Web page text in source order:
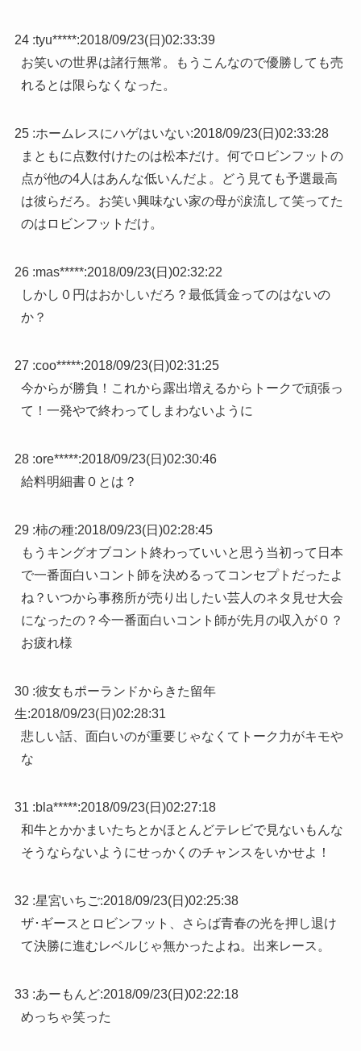
24 :tyu*****:2018/09/23(日)02:33:39
お笑いの世界は諸行無常。もうこんなので優勝しても売
れるとは限らなくなった。
25 :ホームレスにハゲはいない:2018/09/23(日)02:33:28
まともに点数付けたのは松本だけ。何でロビンフットの
点が他の4人はあんな低いんだよ。どう見ても予選最高
は彼らだろ。お笑い興味ない家の母が涙流して笑ってた
のはロビンフットだけ。
26 :mas*****:2018/09/23(日)02:32:22
しかし０円はおかしいだろ？最低賃金ってのはないの
か？
27 :coo*****:2018/09/23(日)02:31:25
今からが勝負！これから露出増えるからトークで頑張っ
て！一発やで終わってしまわないように
28 :ore*****:2018/09/23(日)02:30:46
給料明細書０とは？
29 :柿の種:2018/09/23(日)02:28:45
もうキングオブコント終わっていいと思う当初って日本
で一番面白いコント師を決めるってコンセプトだったよ
ね？いつから事務所が売り出したい芸人のネタ見せ大会
になったの？今一番面白いコント師が先月の収入が０？
お疲れ様
30 :彼女もポーランドからきた留年
生:2018/09/23(日)02:28:31
悲しい話、面白いのが重要じゃなくてトーク力がキモや
な
31 :bla*****:2018/09/23(日)02:27:18
和牛とかかまいたちとかほとんどテレビで見ないもんな
そうならないようにせっかくのチャンスをいかせよ！
32 :星宮いちご:2018/09/23(日)02:25:38
ザ･ギースとロビンフット、さらば青春の光を押し退け
て決勝に進むレベルじゃ無かったよね。出来レース。
33 :あーもんど:2018/09/23(日)02:22:18
めっちゃ笑った